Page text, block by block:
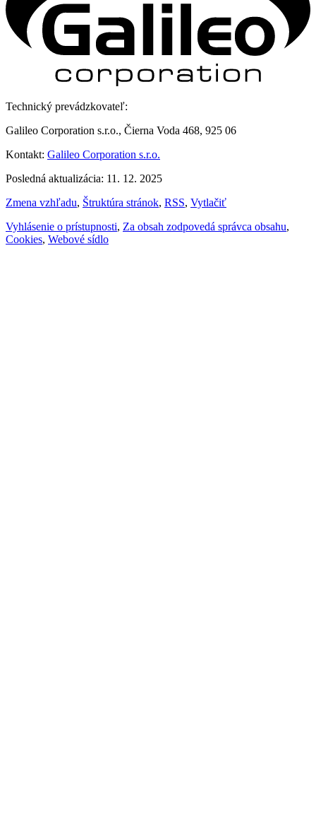
Technický prevádzkovateľ:
Galileo Corporation s.r.o., Čierna Voda 468, 925 06
Kontakt: Galileo Corporation s.r.o.
Posledná aktualizácia: 11. 12. 2025
Zmena vzhľadu, Štruktúra stránok, RSS, Vytlačiť
Vyhlásenie o prístupnosti, Za obsah zodpovedá správca obsahu,
Cookies, Webové sídlo